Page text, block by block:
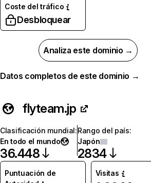
Coste del tráfico
Desbloquear
Analiza este dominio →
Datos completos de este dominio →
flyteam.jp
Clasificación mundial:
En todo el mundo
36.448
Rango del país:
Japón
2834
Puntuación de
Visitas